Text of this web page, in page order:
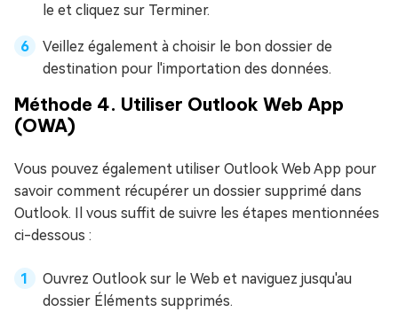
le et cliquez sur Terminer.
Veillez également à choisir le bon dossier de
destination pour l'importation des données.
Méthode 4. Utiliser Outlook Web App
(OWA)
Vous pouvez également utiliser Outlook Web App pour
savoir comment récupérer un dossier supprimé dans
Outlook. Il vous suffit de suivre les étapes mentionnées
ci-dessous :
Ouvrez Outlook sur le Web et naviguez jusqu'au
dossier Éléments supprimés.